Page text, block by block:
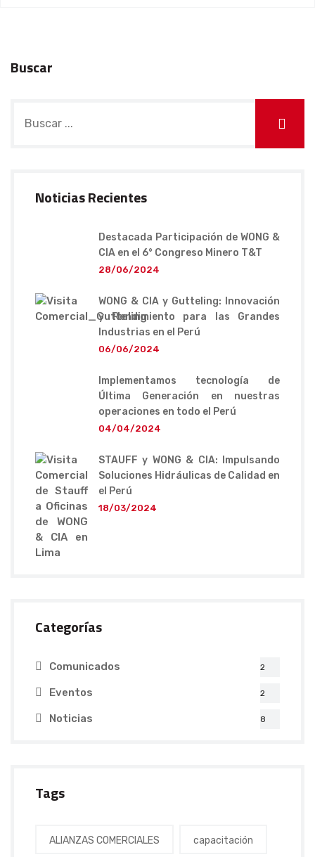
Buscar
Noticias Recientes
Destacada Participación de WONG &
CIA en el 6° Congreso Minero T&T
28/06/2024
WONG & CIA y Gutteling: Innovación
y Rendimiento para las Grandes
Industrias en el Perú
06/06/2024
Implementamos tecnología de
Última Generación en nuestras
operaciones en todo el Perú
04/04/2024
STAUFF y WONG & CIA: Impulsando
Soluciones Hidráulicas de Calidad en
el Perú
18/03/2024
Categorías
Comunicados 2
Eventos 2
Noticias 8
Tags
ALIANZAS COMERCIALES capacitación